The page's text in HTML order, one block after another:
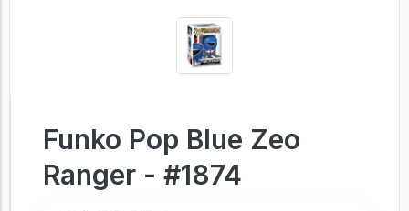
Funko Pop Blue Zeo
Ranger - #1874